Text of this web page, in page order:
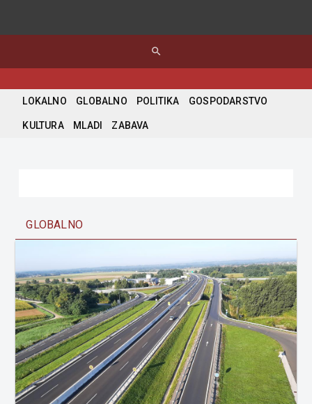
search
LOKALNO GLOBALNO POLITIKA GOSPODARSTVO
KULTURA MLADI ZABAVA
GLOBALNO